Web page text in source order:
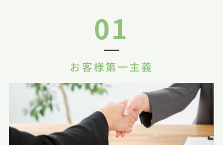
01
お客様第一主義